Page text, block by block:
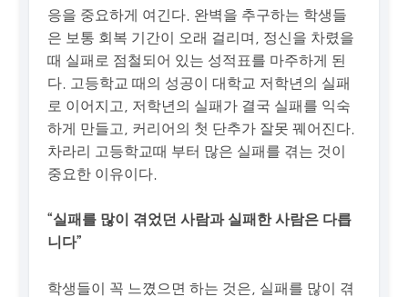
응을 중요하게 여긴다. 완벽을 추구하는 학생들
은 보통 회복 기간이 오래 걸리며, 정신을 차렸을
때 실패로 점철되어 있는 성적표를 마주하게 된
다. 고등학교 때의 성공이 대학교 저학년의 실패
로 이어지고, 저학년의 실패가 결국 실패를 익숙
하게 만들고, 커리어의 첫 단추가 잘못 꿰어진다.
차라리 고등학교때 부터 많은 실패를 겪는 것이
중요한 이유이다.
“실패를 많이 겪었던 사람과 실패한 사람은 다릅
니다”
학생들이 꼭 느꼈으면 하는 것은, 실패를 많이 겪